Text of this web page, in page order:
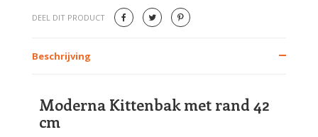
DEEL DIT PRODUCT
Beschrijving
Moderna Kittenbak met rand 42
cm